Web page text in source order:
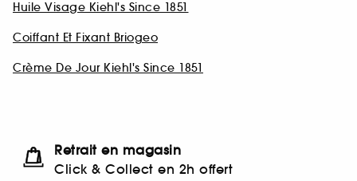
Huile Visage Kiehl's Since 1851
Coiffant Et Fixant Briogeo
Crème De Jour Kiehl's Since 1851
Retrait en magasin
Click & Collect en 2h offert